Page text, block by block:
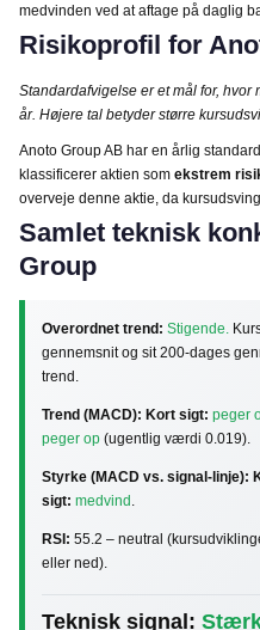
medvinden ved at aftage på daglig
Risikoprofil for
Standardafvigelse er et mål for, hvor
år. Højere tal betyder større
Anoto Group AB har en årlig
klassificerer aktien som ekstrem
overveje denne aktie, da
Samlet teknisk
Group
Overordnet trend: Stigende.
gennemsnit og sit 200-dages
trend.
Trend (MACD): Kort sigt: peger
peger op (ugentlig værdi 0.019).
Styrke (MACD vs. signal-linje):
sigt: medvind .
RSI: 55.2 – neutral
eller ned).
Teknisk signal: